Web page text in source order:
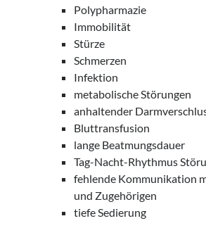
Polypharmazie
Immobilität
Stürze
Schmerzen
Infektion
metabolische Störungen
anhaltender
Bluttransfusion
lange Beatmungsdauer
Tag-Nacht-Rhythmus
fehlende Kommunikation
und Zugehörigen
tiefe Sedierung